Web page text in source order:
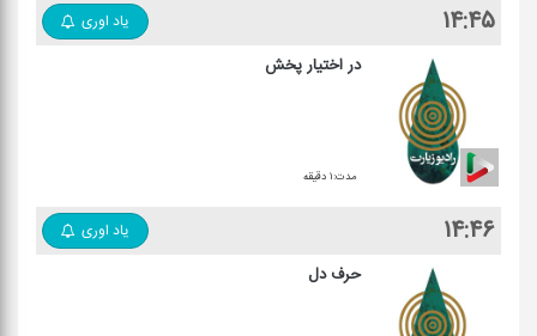
۱۴:۴۵ یاد اوری
در اختیار پخش
مدت:۱ دقیقه
۱۴:۴۶ یاد اوری
حرف دل